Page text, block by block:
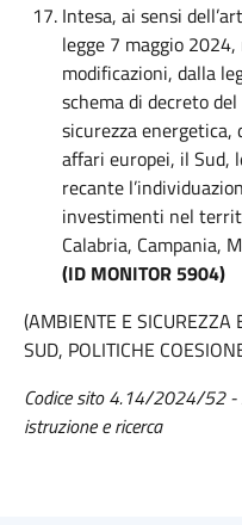
Intesa, ai sensi
legge 7 maggio
modificazioni, dalla
schema di decreto
sicurezza
affari europei, il Sud,
recante
investimenti nel
Calabria, Campania,
(ID MONITOR 5904)
(AMBIENTE E SICUREZZA
SUD, POLITICHE
Codice sito 4.14/2024/52 -
istruzione e ricerca